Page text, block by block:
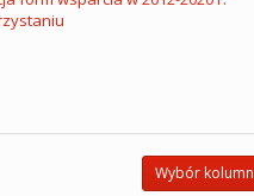
Wybór kolumn